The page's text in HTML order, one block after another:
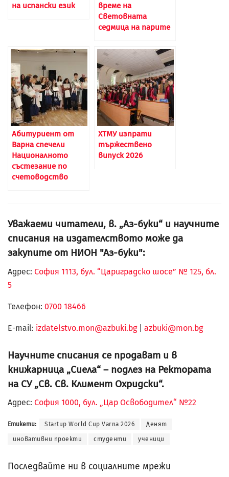
на испански език
време на
Световната
седмица на парите
Абитуриент от
Варна спечели
Националното
състезание по
счетоводство
ХТМУ изпрати
тържествено
випуск 2026
Уважаеми читатели, в. „Аз-буки“ и научните
списания на издателството може да
закупите от НИОН "Аз-буки":
Адрес: София 1113, бул. “Цариградско шосе” № 125, бл.
5
Телефон: 0700 18466
Е-mail: izdatelstvo.mon@azbuki.bg| azbuki@mon.bg
Научните списания се продават и в
книжарница „Сиела“ – подлез на Ректората
на СУ „Св. Св. Климент Охридски“.
Адрес: София 1000, бул. „Цар Освободител“ №22
Етикети: Startup World Cup Varna 2026 Денят
иновативни проекти студенти ученици
Последвайте ни в социалните мрежи